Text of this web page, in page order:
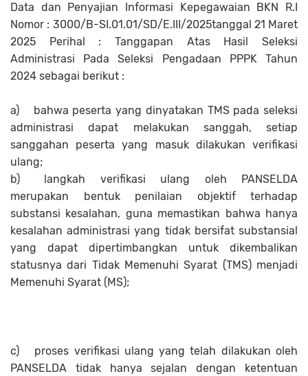
Data dan Penyajian Informasi Kepegawaian BKN R.I
Nomor : 3000/B-SI.01.01/SD/E.III/2025tanggal 21 Maret
2025 Perihal : Tanggapan Atas Hasil Seleksi
Administrasi Pada Seleksi Pengadaan PPPK Tahun
2024 sebagai berikut :
a)
bahwa peserta yang dinyatakan TMS pada seleksi
administrasi dapat melakukan sanggah, setiap
sanggahan peserta yang masuk dilakukan verifikasi
ulang;
b)
langkah verifikasi ulang oleh PANSELDA
merupakan bentuk penilaian objektif terhadap
substansi kesalahan, guna memastikan bahwa hanya
kesalahan administrasi yang tidak bersifat substansial
yang dapat dipertimbangkan untuk dikembalikan
statusnya dari Tidak Memenuhi Syarat (TMS) menjadi
Memenuhi Syarat (MS);
c)
proses verifikasi ulang yang telah dilakukan oleh
PANSELDA tidak hanya sejalan dengan ketentuan